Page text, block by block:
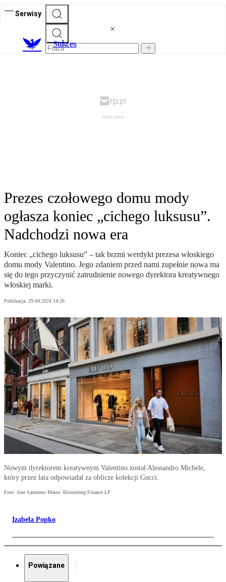
Serwisy
Sukces
Prezes czołowego domu mody
ogłasza koniec „cichego luksusu”.
Nadchodzi nowa era
Koniec „cichego luksusu” – tak brzmi werdykt prezesa włoskiego
domu mody Valentino. Jego zdaniem przed nami zupełnie nowa ma
się do tego przyczynić zatrudnienie nowego dyrektora kreatywnego
włoskiej marki.
Publikacja: 29.04.2024 14:26
Nowym dyrektorem kreatywnym Valentino został Alessandro Michele,
który przez lata odpowiadał za oblicze kolekcji Gucci.
Foto: Jose Sarmento Matos: Bloomberg Finance LP
Izabela Popko
Powiązane